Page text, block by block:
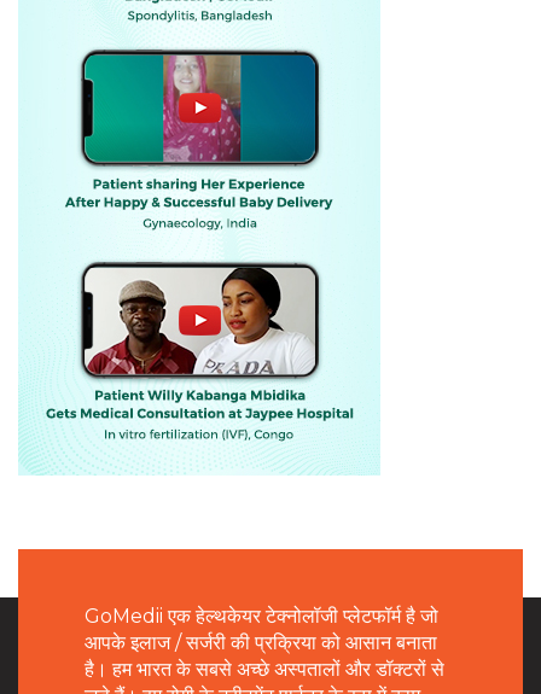
GoMedii एक हेल्थकेयर टेक्नोलॉजी प्लेटफॉर्म है जो
आपके इलाज / सर्जरी की प्रक्रिया को आसान बनाता
है। हम भारत के सबसे अच्छे अस्पतालों और डॉक्टरों से